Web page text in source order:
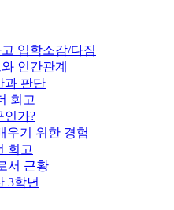
입학소감/다짐
인간관계
과 판단
회고
인가?
우기 위한 경험
회고
서 근황
3학년